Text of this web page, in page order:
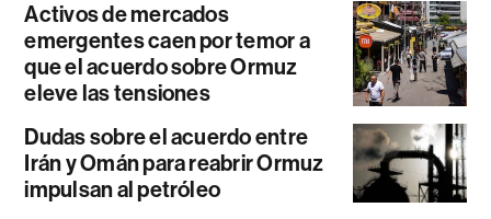
Activos de mercados
emergentes caen por temor a
que el acuerdo sobre Ormuz
eleve las tensiones
Dudas sobre el acuerdo entre
Irán y Omán para reabrir Ormuz
impulsan al petróleo